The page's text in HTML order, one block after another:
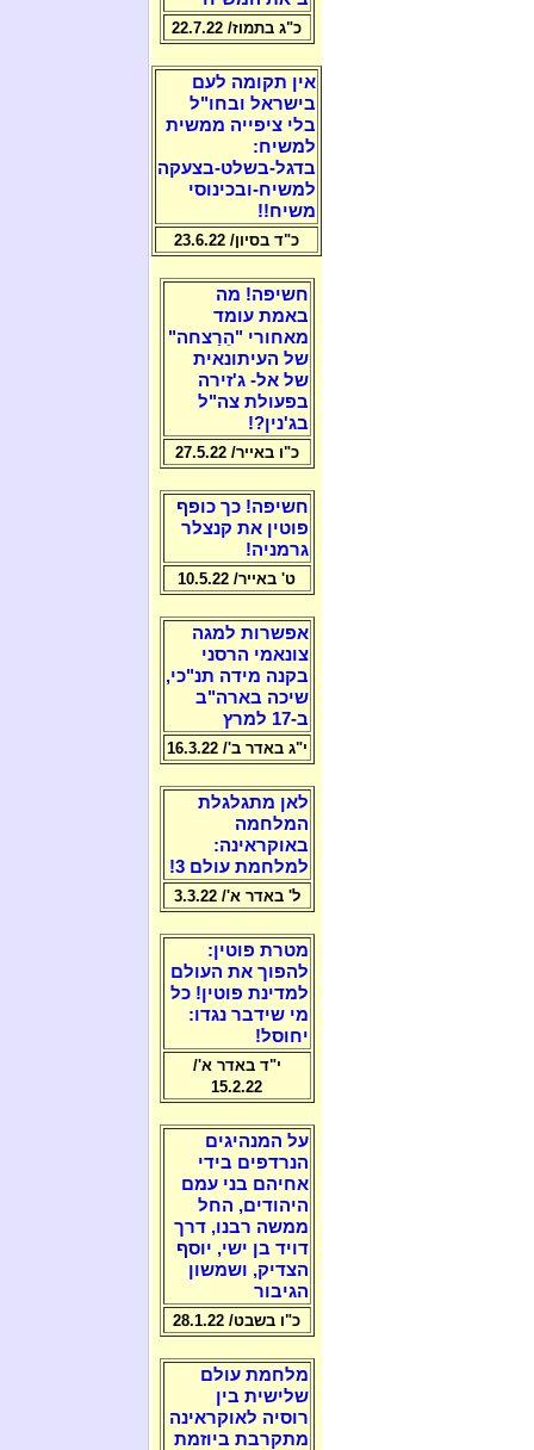
כ"ג בתמוז/ 22.7.22
אין תקומה לעם
בישראל ובחו"ל
בלי ציפייה ממשית
למשיח:
בדגל-בשלט-בצעקה
למשיח-ובכינוסי
משיח!!
כ"ד בסיון/ 23.6.22
חשיפה! מה
באמת עומד
מאחורי "הֵרַצחה"
של העיתונאית
של אל- ג'זירה
בפעולת צה"ל
בג'נין?!
כ"ו באייר/ 27.5.22
חשיפה! כך כופף
פוטין את קנצלר
גרמניה!
ט' באייר/ 10.5.22
אפשרות למגה
צונאמי הרסני
בקנה מידה תנ"כי,
שיכה בארה"ב
ב-17 למרץ
י"ג באדר ב'/ 16.3.22
לאן מתגלגלת
המלחמה
באוקראינה:
למלחמת עולם 3!
ל' באדר א'/ 3.3.22
מטרת פוטין:
להפוך את העולם
למדינת פוטין! כל
מי שידבר נגדו:
יחוסל!
י"ד באדר א'/
15.2.22
על המנהיגים
הנרדפים בידי
אחיהם בני עמם
היהודים, החל
ממשה רבנו, דרך
דויד בן ישי, יוסף
הצדיק, ושמשון
הגיבור
כ"ו בשבט/ 28.1.22
מלחמת עולם
שלישית בין
רוסיה לאוקראינה
מתקרבת ביוזמת